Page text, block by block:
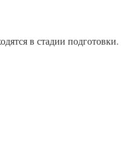
в стадии подготовки.